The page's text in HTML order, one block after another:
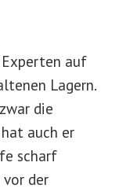
auf
Lagern.
die
auch er
scharf
der